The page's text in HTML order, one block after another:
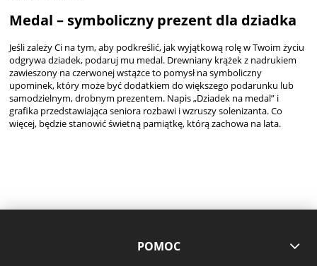
Medal – symboliczny prezent dla dziadka
Jeśli zależy Ci na tym, aby podkreślić, jak wyjątkową rolę w Twoim życiu
odgrywa dziadek, podaruj mu medal. Drewniany krążek z nadrukiem
zawieszony na czerwonej wstążce to pomysł na symboliczny
upominek, który może być dodatkiem do większego podarunku lub
samodzielnym, drobnym prezentem. Napis „Dziadek na medal” i
grafika przedstawiająca seniora rozbawi i wzruszy solenizanta. Co
więcej, będzie stanowić świetną pamiątkę, którą zachowa na lata.
POMOC